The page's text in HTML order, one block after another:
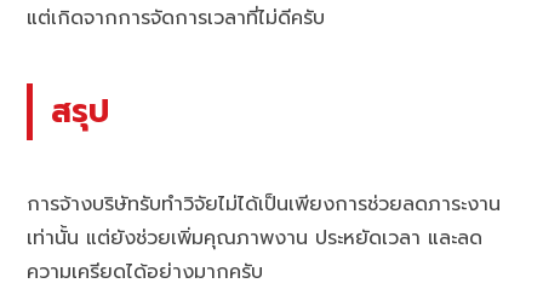
แต่เกิดจากการจัดการเวลาที่ไม่ดีครับ
สรุป
การจ้างบริษัทรับทำวิจัยไม่ได้เป็นเพียงการช่วยลดภาระงาน
เท่านั้น แต่ยังช่วยเพิ่มคุณภาพงาน ประหยัดเวลา และลด
ความเครียดได้อย่างมากครับ